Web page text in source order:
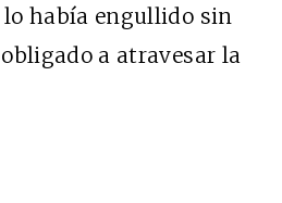
lo había engullido sin
a atravesar la